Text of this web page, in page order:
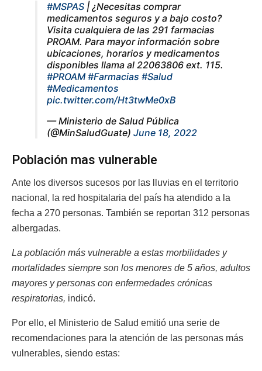
#MSPAS | ¿Necesitas comprar
medicamentos seguros y a bajo costo?
Visita cualquiera de las 291 farmacias
PROAM. Para mayor información sobre
ubicaciones, horarios y medicamentos
disponibles llama al 22063806 ext. 115.
#PROAM #Farmacias #Salud
#Medicamentos
pic.twitter.com/Ht3twMe0xB
— Ministerio de Salud Pública
(@MinSaludGuate) June 18, 2022
Población mas vulnerable
Ante los diversos sucesos por las lluvias en el territorio
nacional, la red hospitalaria del país ha atendido a la
fecha a 270 personas. También se reportan 312 personas
albergadas.
La población más vulnerable a estas morbilidades y
mortalidades siempre son los menores de 5 años, adultos
mayores y personas con enfermedades crónicas
respiratorias, indicó.
Por ello, el Ministerio de Salud emitió una serie de
recomendaciones para la atención de las personas más
vulnerables, siendo estas: